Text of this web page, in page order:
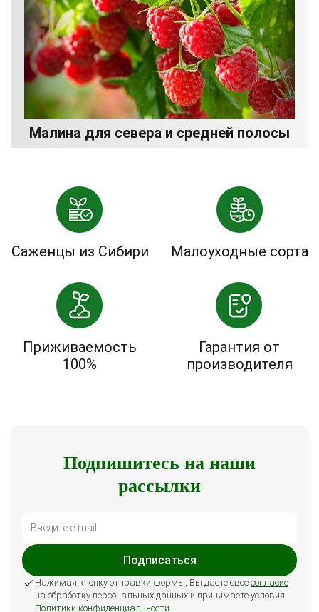
Малина для севера и средней полосы
Саженцы из Сибири Малоуходные сорта
Приживаемость
100%
Гарантия от
производителя
Подпишитесь на наши
рассылки
Подписаться
Нажимая кнопку отправки формы, Вы даете свое согласие
на обработку персональных данных и принимаете условия
Политики конфиденциальности.